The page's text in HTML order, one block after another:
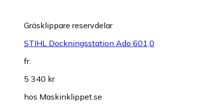
Gräsklippare reservdelar
STIHL Dockningsstation Ado 601,0
fr.
5 340 kr
hos Maskinklippet.se